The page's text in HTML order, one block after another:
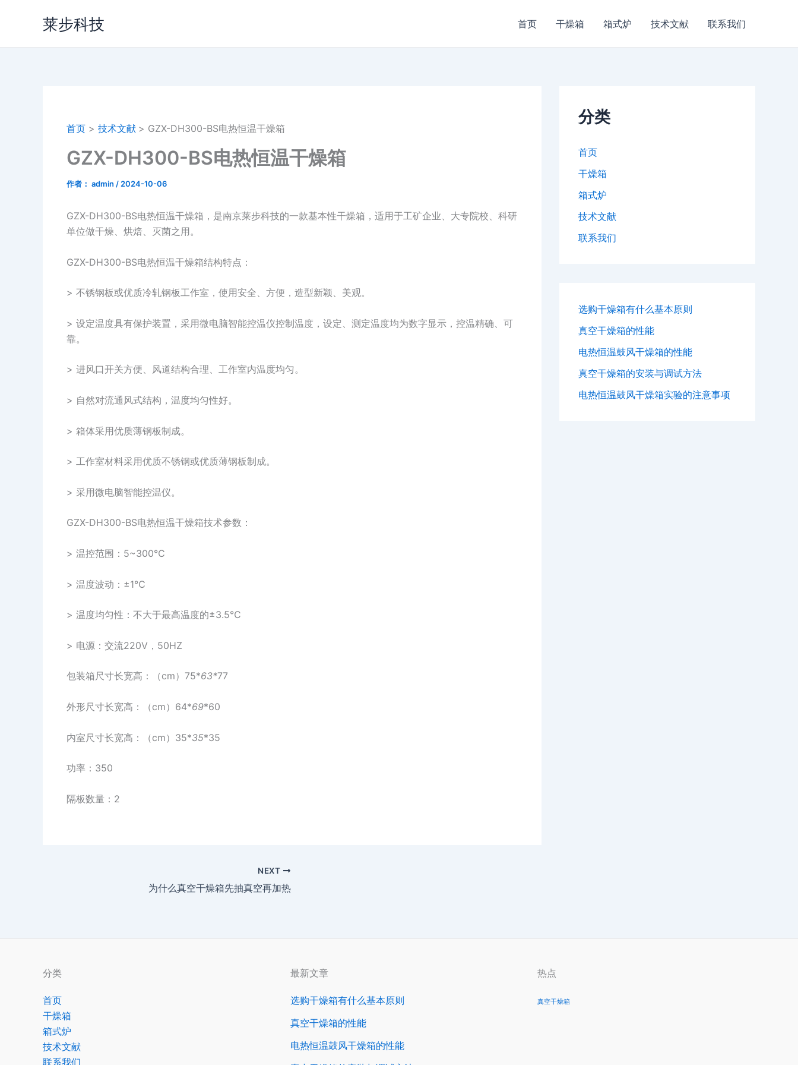
莱步科技 首页 干燥箱 箱式炉 技术文献 联系我们
首页 技术文献 GZX-DH300-BS电热恒温干燥箱
GZX-DH300-BS电热恒温干燥箱
作者： admin / 2024-10-06
GZX-DH300-BS电热恒温干燥箱，是南京莱步科技的一款基本性干燥箱，适用于工矿企业、大专院校、科研
单位做干燥、烘焙、灭菌之用。
GZX-DH300-BS电热恒温干燥箱结构特点：
> 不锈钢板或优质冷轧钢板工作室，使用安全、方便，造型新颖、美观。
> 设定温度具有保护装置，采用微电脑智能控温仪控制温度，设定、测定温度均为数字显示，控温精确、可
靠。
> 进风口开关方便、风道结构合理、工作室内温度均匀。
> 自然对流通风式结构，温度均匀性好。
> 箱体采用优质薄钢板制成。
> 工作室材料采用优质不锈钢或优质薄钢板制成。
> 采用微电脑智能控温仪。
GZX-DH300-BS电热恒温干燥箱技术参数：
> 温控范围：5~300℃
> 温度波动：±1℃
> 温度均匀性：不大于最高温度的±3.5℃
> 电源：交流220V，50HZ
包装箱尺寸长宽高：（cm）75*63*77
外形尺寸长宽高：（cm）64*69*60
内室尺寸长宽高：（cm）35*35*35
功率：350
隔板数量：2
NEXT
为什么真空干燥箱先抽真空再加热
分类
首页
干燥箱
箱式炉
技术文献
联系我们
选购干燥箱有什么基本原则
真空干燥箱的性能
电热恒温鼓风干燥箱的性能
真空干燥箱的安装与调试方法
电热恒温鼓风干燥箱实验的注意事项
分类
首页
干燥箱
箱式炉
技术文献
联系我们
最新文章
选购干燥箱有什么基本原则
真空干燥箱的性能
电热恒温鼓风干燥箱的性能
热点
真空干燥箱